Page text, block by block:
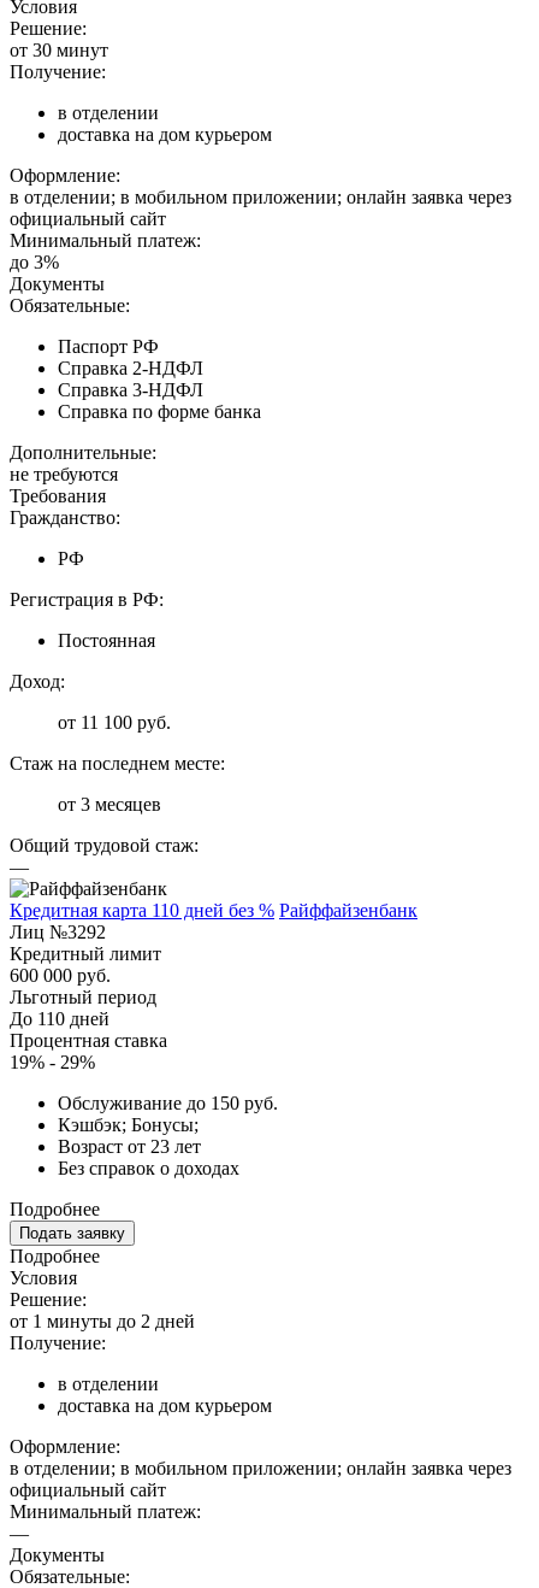
Условия
Решение:
от 30 минут
Получение:
в отделении
доставка на дом курьером
Оформление:
в отделении; в мобильном приложении; онлайн заявка через
официальный сайт
Минимальный платеж:
до 3%
Документы
Обязательные:
Паспорт РФ
Справка 2-НДФЛ
Справка 3-НДФЛ
Справка по форме банка
Дополнительные:
не требуются
Требования
Гражданство:
РФ
Регистрация в РФ:
Постоянная
Доход:
от 11 100 руб.
Стаж на последнем месте:
от 3 месяцев
Общий трудовой стаж:
—
Кредитная карта 110 дней без % Райффайзенбанк
Лиц №3292
Кредитный лимит
600 000 руб.
Льготный период
До 110 дней
Процентная ставка
19% - 29%
Обслуживание до 150 руб.
Кэшбэк; Бонусы;
Возраст от 23 лет
Без справок о доходах
Подробнее
Подать заявку
Подробнее
Условия
Решение:
от 1 минуты до 2 дней
Получение:
в отделении
доставка на дом курьером
Оформление:
в отделении; в мобильном приложении; онлайн заявка через
официальный сайт
Минимальный платеж:
—
Документы
Обязательные: